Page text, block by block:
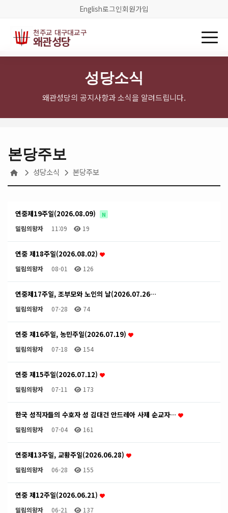
English로그인회원가입
천주교 대구대교구
왜관성당
성당소식
왜관성당의 공지사항과 소식을 알려드립니다.
본당주보
성당소식 본당주보
연중제19주일(2026.08.09) N
밀림의왕자 11:09 19
연중 제18주일(2026.08.02)
밀림의왕자 08-01 126
연중제17주일, 조부모와 노인의 날(2026.07.26…
밀림의왕자 07-28 74
연중 제16주일, 농민주일(2026.07.19)
밀림의왕자 07-18 154
연중 제15주일(2026.07.12)
밀림의왕자 07-11 173
한국 성직자들의 수호자 성 김대건 안드레아 사제 순교자…
밀림의왕자 07-04 161
연중제13주일, 교황주일(2026.06.28)
밀림의왕자 06-28 155
연중 제12주일(2026.06.21)
밀림의왕자 06-21 137